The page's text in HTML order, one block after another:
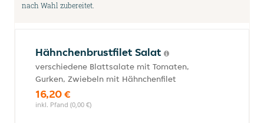
nach Wahl zubereitet.
Hähnchenbrustfilet Salat
verschiedene Blattsalate mit Tomaten,
Gurken, Zwiebeln mit Hähnchenfilet
16,20 €
inkl. Pfand (0,00 €)